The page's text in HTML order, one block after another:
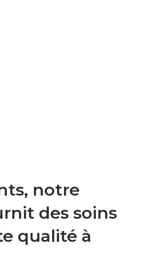
notre
des soins
qualité à